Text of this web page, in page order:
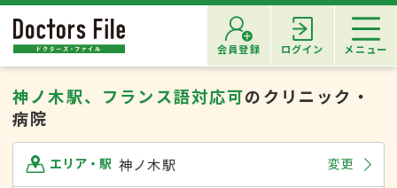
会員登録 ログイン メニュー
神ノ木駅、フランス語対応可のクリニック・
病院
エリア・駅 神ノ木駅 変更